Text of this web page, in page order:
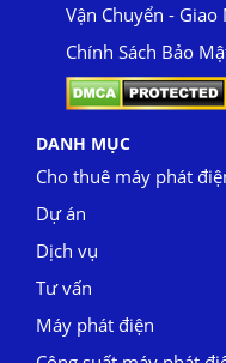
Vận Chuyển - Giao
Chính Sách Bảo
DANH MỤC
Cho thuê máy phát
Dự án
Dịch vụ
Tư vấn
Máy phát điện